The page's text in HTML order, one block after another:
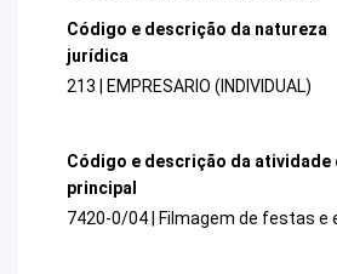
Código e descrição da natureza
jurídica
213 | EMPRESARIO (INDIVIDUAL)
Código e descrição da atividade
principal
7420-0/04 | Filmagem de festas e